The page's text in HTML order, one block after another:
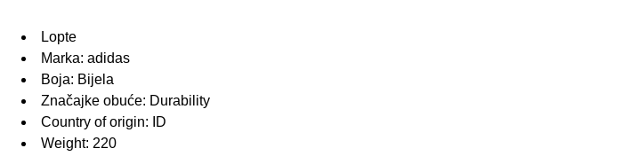
Lopte
Marka: adidas
Boja: Bijela
Značajke obuće: Durability
Country of origin: ID
Weight: 220